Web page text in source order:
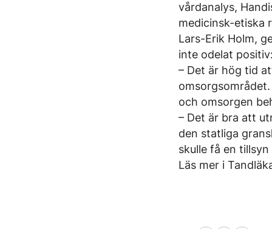
vårdanalys,
medicinsk-etiska
Lars-Erik Holm,
inte odelat positiv:
– Det är hög tid
och omsorgen
– Det är bra att
den statliga
skulle få en
Läs mer i